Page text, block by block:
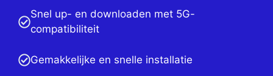
Snel up- en downloaden met 5G-
compatibiliteit
Gemakkelijke en snelle installatie